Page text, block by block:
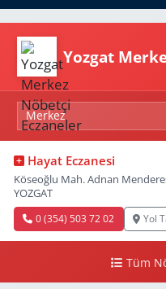
Yozgat
Hayat Eczanesi
Köseoğlu Mah. Adnan
YOZGAT
0 (354) 503 72 02 Yol
Tüm